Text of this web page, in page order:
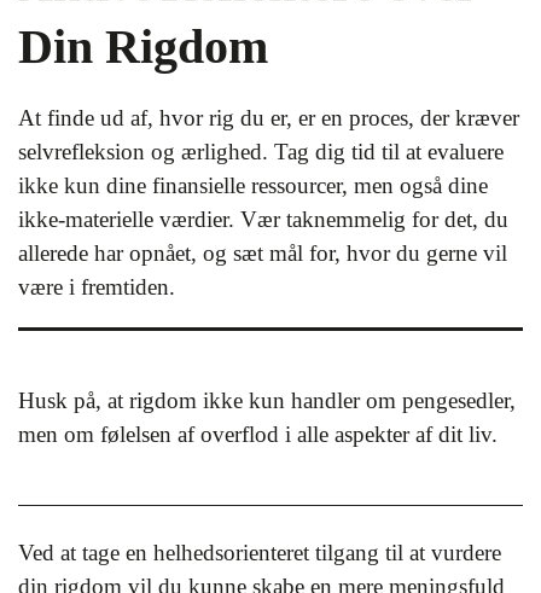
Din Rigdom
At finde ud af, hvor rig du er, er en proces, der kræver
selvrefleksion og ærlighed. Tag dig tid til at evaluere
ikke kun dine finansielle ressourcer, men også dine
ikke-materielle værdier. Vær taknemmelig for det, du
allerede har opnået, og sæt mål for, hvor du gerne vil
være i fremtiden.
Husk på, at rigdom ikke kun handler om pengesedler,
men om følelsen af overflod i alle aspekter af dit liv.
Ved at tage en helhedsorienteret tilgang til at vurdere
din rigdom vil du kunne skabe en mere meningsfuld